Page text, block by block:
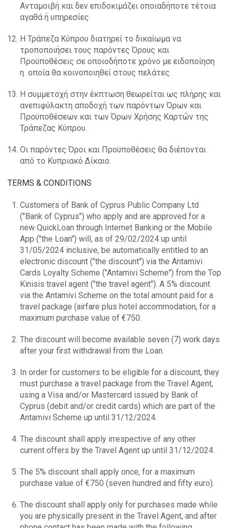
Ανταμοιβή και δεν επιδοκιμάζει οποιαδήποτε τέτοια
αγαθά ή υπηρεσίες.
Η Τράπεζα Κύπρου διατηρεί το δικαίωμα να
τροποποιήσει τους παρόντες Όρους και
Προϋποθέσεις σε οποιοδήποτε χρόνο με ειδοποίηση
η οποία θα κοινοποιηθεί στους πελάτες.
Η συμμετοχή στην έκπτωση θεωρείται ως πλήρης και
ανεπιφύλακτη αποδοχή των παρόντων Όρων και
Προϋποθέσεων και των Όρων Χρήσης Καρτών της
Τράπεζας Κύπρου.
Οι παρόντες Όροι και Προϋποθέσεις θα διέπονται
από το Κυπριακό Δίκαιο.
TERMS & CONDITIONS
Customers of Bank of Cyprus Public Company Ltd
("Bank of Cyprus") who apply and are approved for a
new QuickLoan through Internet Banking or the Mobile
App ("the Loan") will, as of 29/02/2024 up until
31/05/2024 inclusive, be automatically entitled to an
electronic discount ("the discount") via the Antamivi
Cards Loyalty Scheme ("Antamivi Scheme") from the Top
Kinisis travel agent ("the travel agent"). A 5% discount
via the Antamivi Scheme on the total amount paid for a
travel package (airfare plus hotel accommodation, for a
maximum purchase value of €750.
The discount will become available seven (7) work days
after your first withdrawal from the Loan.
In order for customers to be eligible for a discount, they
must purchase a travel package from the Travel Agent,
using a Visa and/or Mastercard issued by Bank of
Cyprus (debit and/or credit cards) which are part of the
Antamivi Scheme up until 31/12/2024.
The discount shall apply irrespective of any other
current offers by the Travel Agent up until 31/12/2024.
The 5% discount shall apply once, for a maximum
purchase value of €750 (seven hundred and fifty euro).
The discount shall apply only for purchases made while
you are physically present in the Travel Agent, and after